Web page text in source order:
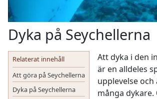
Dyka på Seychellerna
Relaterat innehåll
Att göra på Seychellerna
Dyka på Seychellerna
Att dyka i den
är en alldeles
upplevelse
många